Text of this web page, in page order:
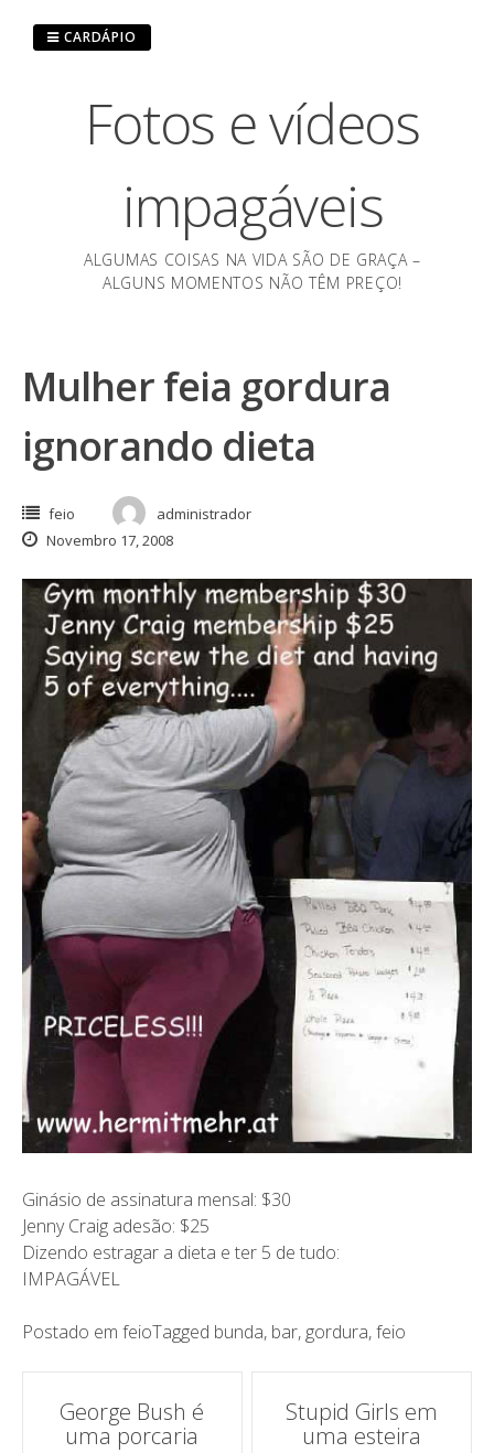
Fotos e vídeos
impagáveis
ALGUMAS COISAS NA VIDA SÃO DE GRAÇA –
ALGUNS MOMENTOS NÃO TÊM PREÇO!
CARDÁPIO
Mulher feia gordura
ignorando dieta
feio
administrador
Novembro 17, 2008
Ginásio de assinatura mensal: $30
Jenny Craig adesão: $25
Dizendo estragar a dieta e ter 5 de tudo:
IMPAGÁVEL
Postado em feioTagged bunda, bar, gordura,feio
Navegação
George Bush é
uma porcaria
Stupid Girls em
uma esteira